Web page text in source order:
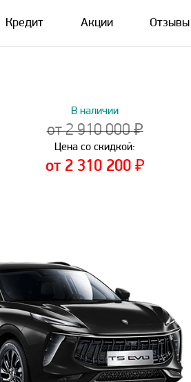
Кредит Акции Отзывы
В наличии
от 2 910 000 ₽
Цена со скидкой:
от 2 310 200 ₽